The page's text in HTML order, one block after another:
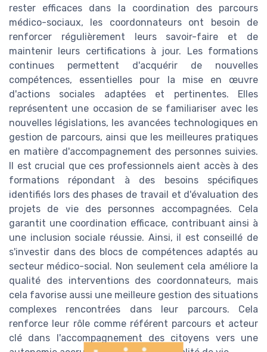
rester efficaces dans la coordination des parcours
médico-sociaux, les coordonnateurs ont besoin de
renforcer régulièrement leurs savoir-faire et de
maintenir leurs certifications à jour. Les formations
continues permettent d'acquérir de nouvelles
compétences, essentielles pour la mise en œuvre
d'actions sociales adaptées et pertinentes. Elles
représentent une occasion de se familiariser avec les
nouvelles législations, les avancées technologiques en
gestion de parcours, ainsi que les meilleures pratiques
en matière d'accompagnement des personnes suivies.
Il est crucial que ces professionnels aient accès à des
formations répondant à des besoins spécifiques
identifiés lors des phases de travail et d'évaluation des
projets de vie des personnes accompagnées. Cela
garantit une coordination efficace, contribuant ainsi à
une inclusion sociale réussie. Ainsi, il est conseillé de
s'investir dans des blocs de compétences adaptés au
secteur médico-social. Non seulement cela améliore la
qualité des interventions des coordonnateurs, mais
cela favorise aussi une meilleure gestion des situations
complexes rencontrées dans leur parcours. Cela
renforce leur rôle comme référent parcours et acteur
clé dans l'accompagnement des citoyens vers une